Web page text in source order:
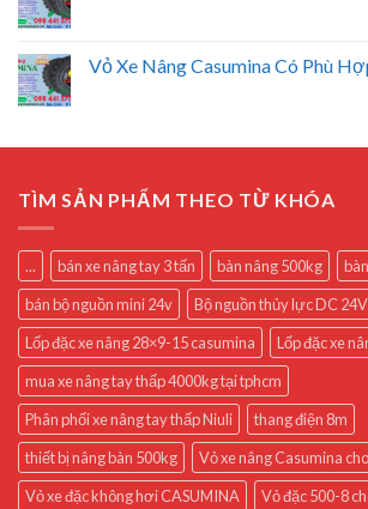
Vỏ Xe Nâng Casumina Có Phù
TÌM SẢN PHẨM THEO TỪ KHÓA
... bán xe nâng tay 3 tấn bàn nâng 500kg
bán bộ nguồn mini 24v
Bộ nguồn thủy lực DC
Lốp đặc xe nâng 28×9-15 casumina
Lốp đặc xe
mua xe nâng tay thấp 4000kg tại tphcm
Phân phối xe nâng tay thấp Niuli
thang điện 8m
thiết bị nâng bàn 500kg
Vỏ xe nâng Casumina
Vỏ xe đặc không hơi CASUMINA
Vỏ đặc 500-8